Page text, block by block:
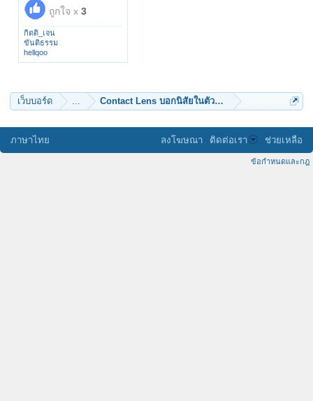
ถูกใจ x 3
กิตติ_เจน
ขันติธรรม
hellqoo
เว็บบอร์ด ... Contact Lens บอกนิสัยในตัวคุณ
ภาษาไทย ลงโฆษณา ติดต่อเรา ช่วยเหลือ
ข้อกำหนดและกฎ